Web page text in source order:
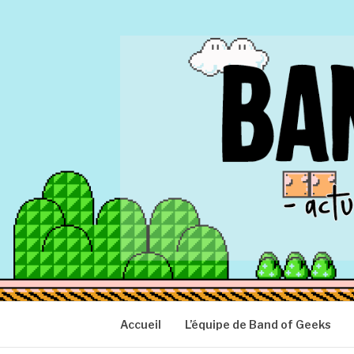
BAND OF
Actu Geek d'hier et d'aujourd'hui
Accueil L’équipe de Band of Geeks